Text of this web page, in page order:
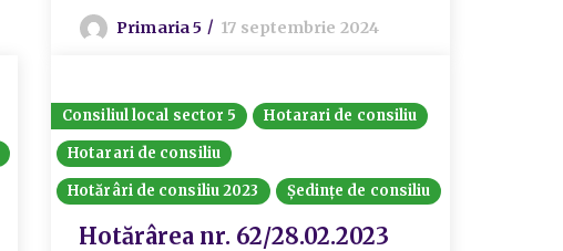
Primaria 5 17 septembrie 2024
Consiliul local sector 5
Hotarari de consiliu
Hotarari de consiliu
Hotărâri de consiliu 2023
Ședințe de consiliu
Hotărârea nr. 62/28.02.2023